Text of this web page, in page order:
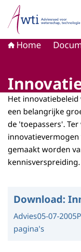
Naar de
Home
Het
een belangrijke
de 'toepassers'.
gemaakt worden
kennisverspreiding.
Download:
Advies05-07-2005
pagina's